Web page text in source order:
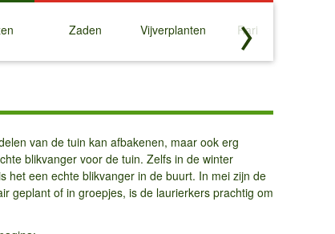
Zaden
↓
Vijverplanten
↓
Rariteiten
↓
van de tuin kan afbakenen, maar ook erg
blikvanger voor de tuin. Zelfs in de winter
het een echte blikvanger in de buurt. In mei zijn de
geplant of in groepjes, is de laurierkers prachtig om